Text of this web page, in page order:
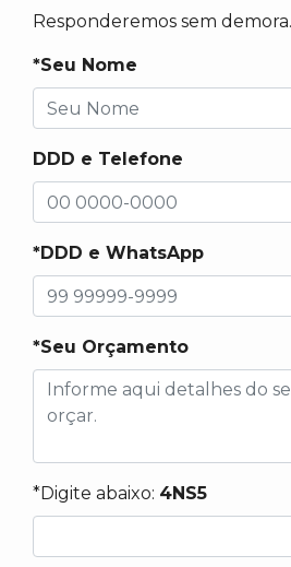
Responderemos sem demora.
*Seu Nome
DDD e Telefone
*DDD e WhatsApp
*Seu Orçamento
*Digite abaixo: 4NS5